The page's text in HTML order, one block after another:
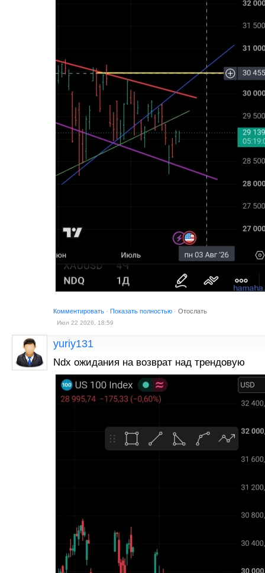
Комментировать · Показать полностью · Отослать
Июл 22 2026, 18:59
yuriy131
Ndx ожидания на возврат над трендовую